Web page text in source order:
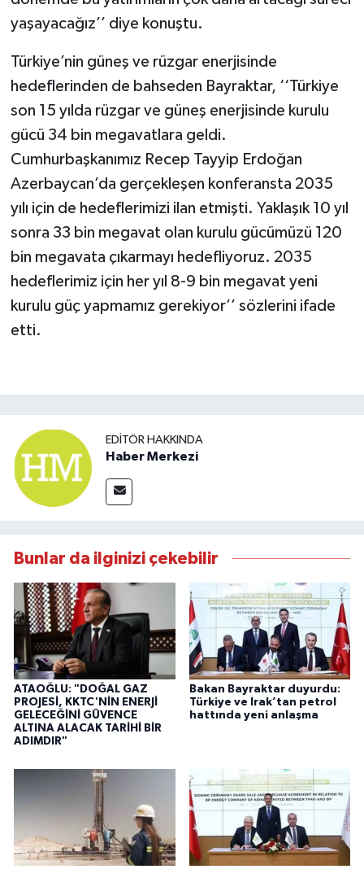
yaşayacağız’’ diye konuştu.
Türkiye’nin güneş ve rüzgar enerjisinde
hedeflerinden de bahseden Bayraktar, ‘‘Türkiye
son 15 yılda rüzgar ve güneş enerjisinde kurulu
gücü 34 bin megavatlara geldi.
Cumhurbaşkanımız Recep Tayyip Erdoğan
Azerbaycan’da gerçekleşen konferansta 2035
yılı için de hedeflerimizi ilan etmişti. Yaklaşık 10 yıl
sonra 33 bin megavat olan kurulu gücümüzü 120
bin megavata çıkarmayı hedefliyoruz. 2035
hedeflerimiz için her yıl 8-9 bin megavat yeni
kurulu güç yapmamız gerekiyor’’ sözlerini ifade
etti.
EDITÖR HAKKINDA
Haber Merkezi
Bunlar da ilginizi çekebilir
ATAOĞLU: "DOĞAL GAZ
PROJESİ, KKTC'NİN ENERJİ
GELECEĞİNİ GÜVENCE
ALTINA ALACAK TARİHİ BİR
ADIMDIR"
Bakan Bayraktar duyurdu:
Türkiye ve Irak’tan petrol
hattında yeni anlaşma